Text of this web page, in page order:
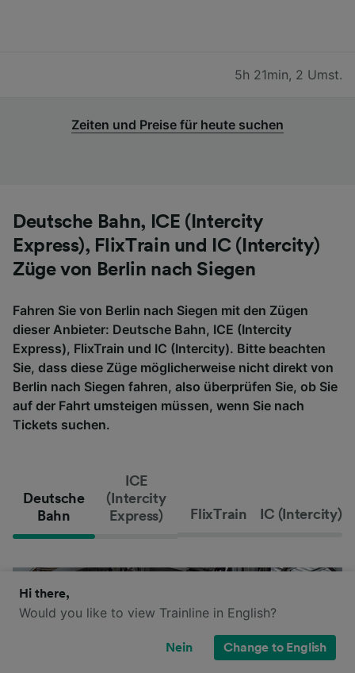
5h 21min, 2 Umst.
Zeiten und Preise für heute suchen
Deutsche Bahn, ICE (Intercity
Express), FlixTrain und IC (Intercity)
Züge von Berlin nach Siegen
Fahren Sie von Berlin nach Siegen mit den Zügen
dieser Anbieter: Deutsche Bahn, ICE (Intercity
Express), FlixTrain und IC (Intercity). Bitte beachten
Sie, dass diese Züge möglicherweise nicht direkt von
Berlin nach Siegen fahren, also überprüfen Sie, ob Sie
auf der Fahrt umsteigen müssen, wenn Sie nach
Tickets suchen.
Deutsche
Bahn
ICE
(Intercity
Express)
FlixTrain IC (Intercity)
Hi there,
Would you like to view Trainline in English?
Nein Change to English